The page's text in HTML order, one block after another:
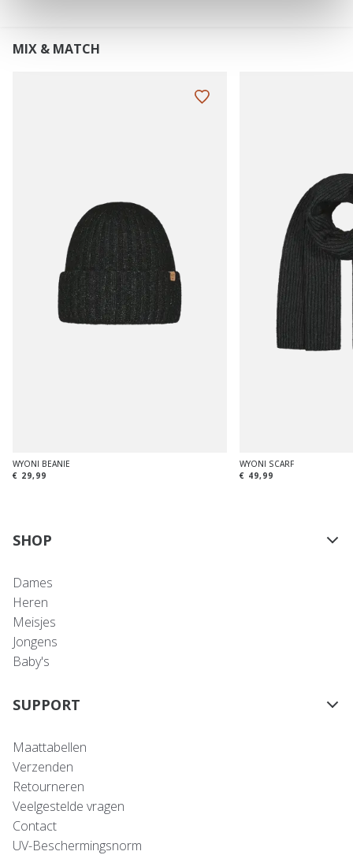
MIX & MATCH
WYONI BEANIE
€ 29,99
WYONI SCARF
€ 49,99
SHOP
Dames
Heren
Meisjes
Jongens
Baby's
SUPPORT
Maattabellen
Verzenden
Retourneren
Veelgestelde vragen
Contact
UV-Beschermingsnorm